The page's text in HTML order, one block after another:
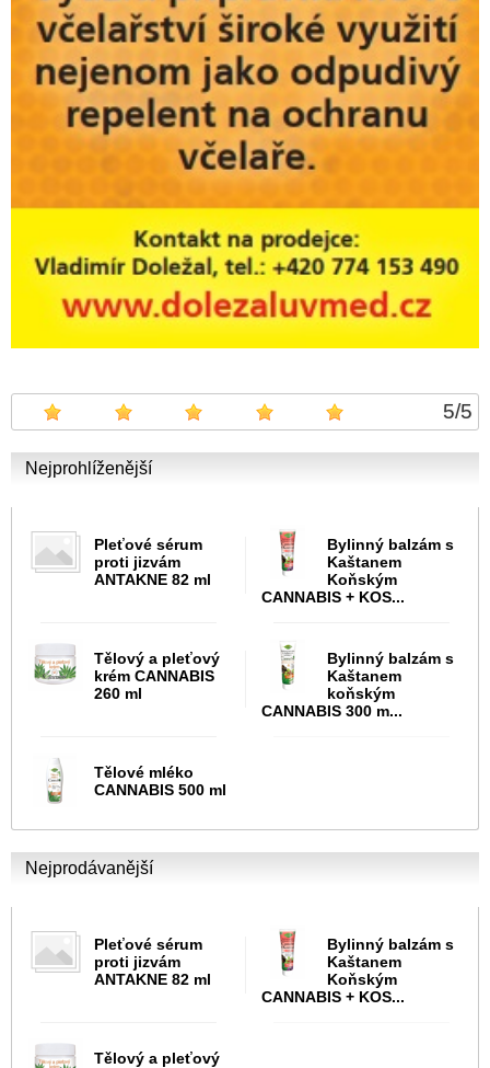
5/5
Nejprohlíženější
Pleťové sérum
proti jizvám
ANTAKNE 82 ml
Bylinný balzám s
Kaštanem
Koňským
CANNABIS + KOS...
Tělový a pleťový
krém CANNABIS
260 ml
Bylinný balzám s
Kaštanem
koňským
CANNABIS 300 m...
Tělové mléko
CANNABIS 500 ml
Nejprodávanější
Pleťové sérum
proti jizvám
ANTAKNE 82 ml
Bylinný balzám s
Kaštanem
Koňským
CANNABIS + KOS...
Tělový a pleťový